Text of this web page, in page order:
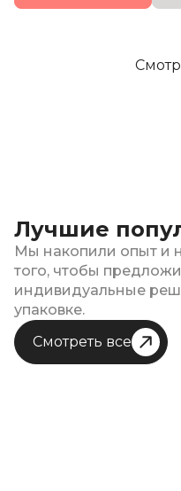
Лучшие
Мы накопили опыт и
того, чтобы
индивидуальные
упаковке.
Смотреть все